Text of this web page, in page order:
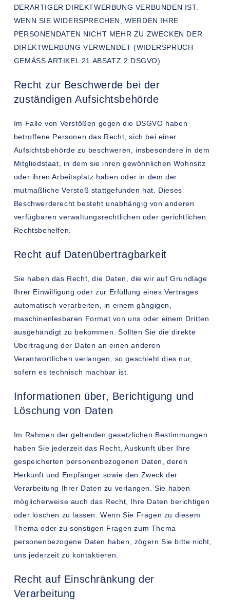
DERARTIGER DIREKTWERBUNG VERBUNDEN IST.
WENN SIE WIDERSPRECHEN, WERDEN IHRE
PERSONENDATEN NICHT MEHR ZU ZWECKEN DER
DIREKTWERBUNG VERWENDET (WIDERSPRUCH
GEMÄSS ARTIKEL 21 ABSATZ 2 DSGVO).
Recht zur Beschwerde bei der
zuständigen Aufsichtsbehörde
Im Falle von Verstößen gegen die DSGVO haben
betroffene Personen das Recht, sich bei einer
Aufsichtsbehörde zu beschweren, insbesondere in dem
Mitgliedstaat, in dem sie ihren gewöhnlichen Wohnsitz
oder ihren Arbeitsplatz haben oder in dem der
mutmaßliche Verstoß stattgefunden hat. Dieses
Beschwerderecht besteht unabhängig von anderen
verfügbaren verwaltungsrechtlichen oder gerichtlichen
Rechtsbehelfen.
Recht auf Datenübertragbarkeit
Sie haben das Recht, die Daten, die wir auf Grundlage
Ihrer Einwilligung oder zur Erfüllung eines Vertrages
automatisch verarbeiten, in einem gängigen,
maschinenlesbaren Format von uns oder einem Dritten
ausgehändigt zu bekommen. Sollten Sie die direkte
Übertragung der Daten an einen anderen
Verantwortlichen verlangen, so geschieht dies nur,
sofern es technisch machbar ist.
Informationen über, Berichtigung und
Löschung von Daten
Im Rahmen der geltenden gesetzlichen Bestimmungen
haben Sie jederzeit das Recht, Auskunft über Ihre
gespeicherten personenbezogenen Daten, deren
Herkunft und Empfänger sowie den Zweck der
Verarbeitung Ihrer Daten zu verlangen. Sie haben
möglicherweise auch das Recht, Ihre Daten berichtigen
oder löschen zu lassen. Wenn Sie Fragen zu diesem
Thema oder zu sonstigen Fragen zum Thema
personenbezogene Daten haben, zögern Sie bitte nicht,
uns jederzeit zu kontaktieren.
Recht auf Einschränkung der
Verarbeitung